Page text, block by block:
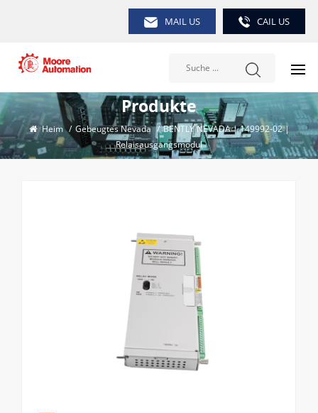
MAIL US CAIL US
Produkte
Heim / Gebeugtes Nevada / BENTLY NEVADA | 149992-02 |
Relaisausgangsmodul